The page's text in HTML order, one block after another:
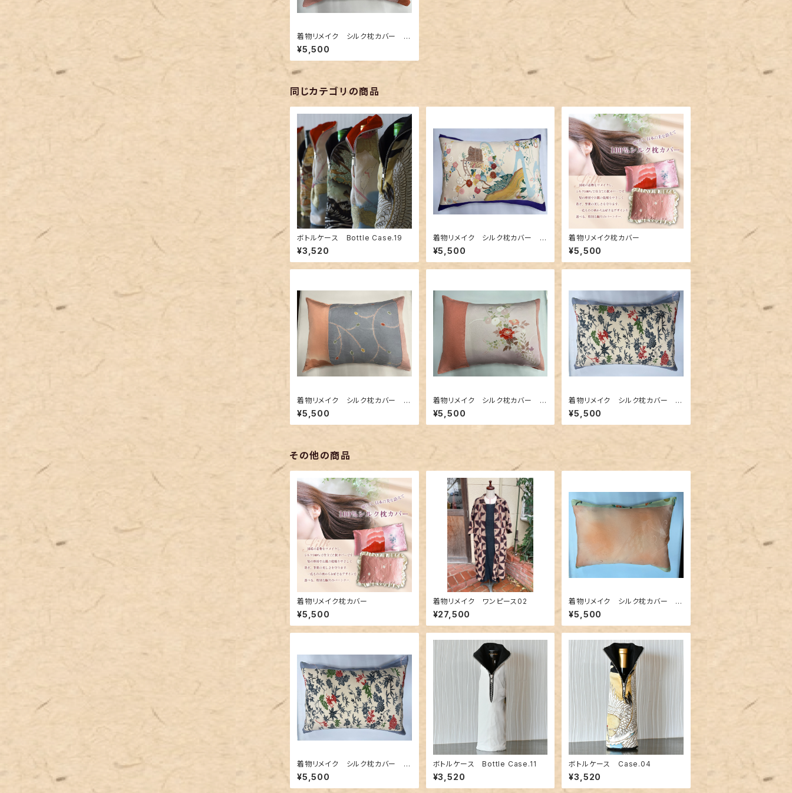
着物リメイク シルク枕カバー 0
05
¥5,500
同じカテゴリの商品
ボトルケース Bottle Case.19
¥3,520
着物リメイク シルク枕カバー 0
13
¥5,500
着物リメイク枕カバー
¥5,500
着物リメイク シルク枕カバー 0
06
¥5,500
着物リメイク シルク枕カバー 0
04
¥5,500
着物リメイク シルク枕カバー 0
11
¥5,500
その他の商品
着物リメイク枕カバー
¥5,500
着物リメイク ワンピース02
¥27,500
着物リメイク シルク枕カバー 0
09
¥5,500
着物リメイク シルク枕カバー 0
11
¥5,500
ボトルケース Bottle Case.11
¥3,520
ボトルケース Case.04
¥3,520